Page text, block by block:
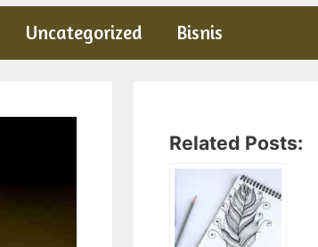
Uncategorized Bisnis
Related Posts: